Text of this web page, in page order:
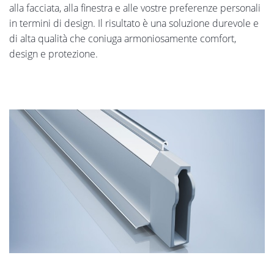
alla facciata, alla finestra e alle vostre preferenze personali
in termini di design. Il risultato è una soluzione durevole e
di alta qualità che coniuga armoniosamente comfort,
design e protezione.